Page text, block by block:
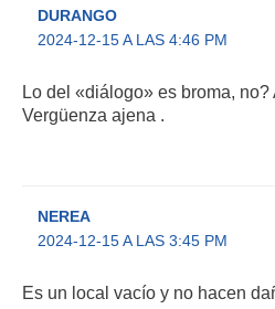
DURANGO
2024-12-15 A LAS 4:46 PM
Lo del «diálogo» es broma,
Vergüenza ajena .
NEREA
2024-12-15 A LAS 3:45 PM
Es un local vacío y no hacen